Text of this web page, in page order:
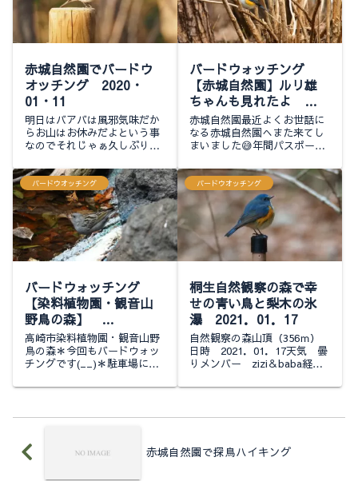
赤城自然園でバードウ
オッチング 2020・
01・11
明日はバアバは風邪気味だか
らお山はお休みだよという事
なのでそれじゃぁ久しぶりに
な～と思っていたところ起き
てみると朝から晴れの予報と
は裏腹に窓の外は曇天外れち
ゃったんだな～まぁ...
バードウォッチング
【赤城自然園】ルリ雄
ちゃんも見れたよ
2025.02.23
赤城自然園最近よくお世話に
なる赤城自然園へまた来てし
まいました😅年間パスポート
なくてわ(笑)本日のファース
トコンタクトはスズメちゃん
家の周りではめっきり数が減
ってあまり見かけ...
バードウオッチング
バードウォッチング
【染料植物園・観音山
野鳥の森】
2025.03.02
高崎市染料植物園・観音山野
鳥の森＊今回もバードウォッ
チングです(__)＊駐車場にあ
歩道を歩いてから「ひびきば
いたいと思いますそういえば
バードウオッチング
桐生自然観察の森で幸
せの青い鳥と梨木の氷
瀑 2021．01．17
自然観察の森山頂（356ｍ）
日時 2021．01．17天気 曇
りメンバー zizi＆baba経過
離：3.8㎞ 累積標高：⤴174
す！70台程駐めら...
赤城自然園で探鳥ハイキング